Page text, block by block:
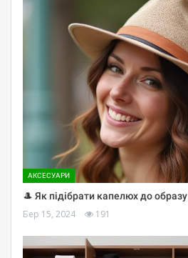
АКСЕСУАРИ
🎩 Як підібрати капелюх до образу
Бер 15, 2024 191